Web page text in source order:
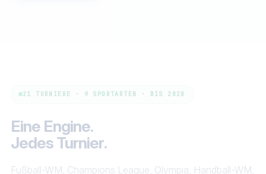
21 TURNIERE · 9 SPORTARTEN · BIS 2028
Eine Engine.
JedesTurnier.
Fußball-WM, Champions League, Olympia, Handball-WM,